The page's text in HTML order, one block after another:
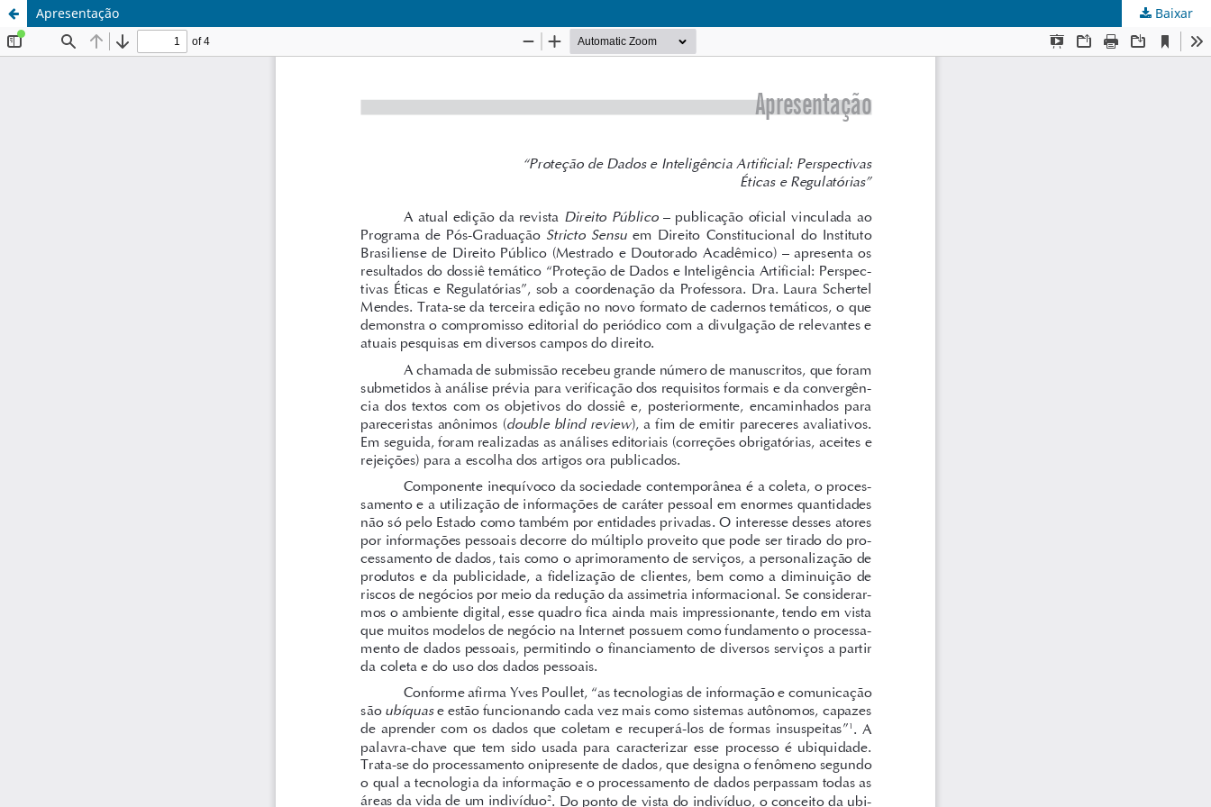
Apresentação Baixar